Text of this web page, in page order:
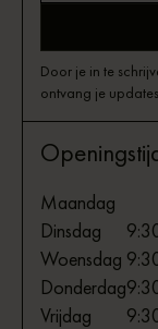
Door je in te
ontvang je updates.
Maandag
Dinsdag
Woensdag
Donderdag
Vrijdag